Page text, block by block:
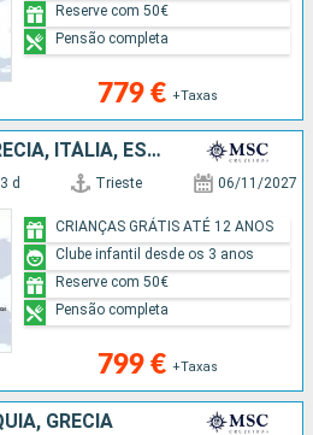
779 € +Taxas
Reserve com 50€
Pensão completa
CROÁCIA, TURQUIA, GRÉCIA, ITÁLIA, ESPANHA
d Trieste 06/11/2027
799 € +Taxas
CRIANÇAS GRÁTIS ATÉ 12 ANOS
Clube infantil desde os 3 anos
Reserve com 50€
Pensão completa
GRÉCIA